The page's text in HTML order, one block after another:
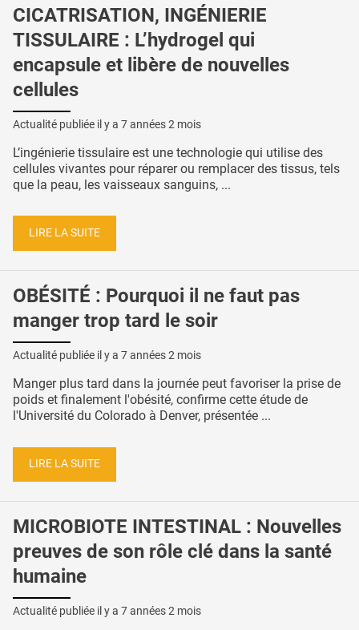
CICATRISATION, INGÉNIERIE
TISSULAIRE : L’hydrogel qui
encapsule et libère de nouvelles
cellules
Actualité publiée il y a 7 années 2 mois
L’ingénierie tissulaire est une technologie qui utilise des
cellules vivantes pour réparer ou remplacer des tissus, tels
que la peau, les vaisseaux sanguins, ...
LIRE LA SUITE
OBÉSITÉ : Pourquoi il ne faut pas
manger trop tard le soir
Actualité publiée il y a 7 années 2 mois
Manger plus tard dans la journée peut favoriser la prise de
poids et finalement l'obésité, confirme cette étude de
l'Université du Colorado à Denver, présentée ...
LIRE LA SUITE
MICROBIOTE INTESTINAL : Nouvelles
preuves de son rôle clé dans la santé
humaine
Actualité publiée il y a 7 années 2 mois